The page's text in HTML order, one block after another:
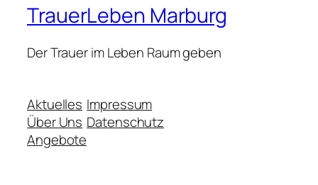
TrauerLeben Marburg
Der Trauer im Leben Raum geben
Aktuelles
Über Uns
Angebote
Impressum
Datenschutz